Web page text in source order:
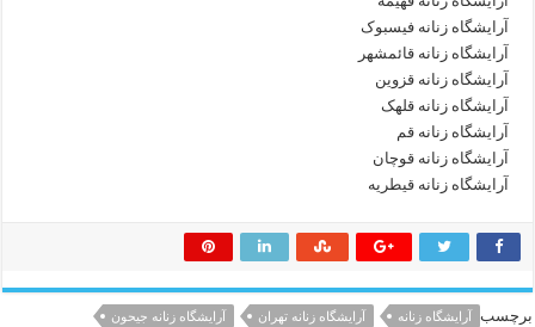
آرایشگاه زنانه فیسبوک
آرایشگاه زنانه قائمشهر
آرایشگاه زنانه قزوین
آرایشگاه زنانه قلهک
آرایشگاه زنانه قم
آرایشگاه زنانه قوچان
آرایشگاه زنانه قیطریه
برچسب آرایشگاه زنانه آرایشگاه زنانه تهران
آرایشگاه زنانه جیحون